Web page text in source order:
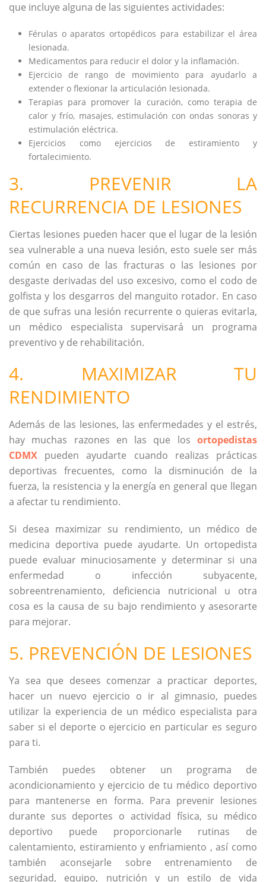
que incluye alguna de las siguientes actividades:
Férulas o aparatos ortopédicos para estabilizar el área
lesionada.
Medicamentos para reducir el dolor y la inflamación.
Ejercicio de rango de movimiento para ayudarlo a
extender o flexionar la articulación lesionada.
Terapias para promover la curación, como terapia de
calor y frío, masajes, estimulación con ondas sonoras y
estimulación eléctrica.
Ejercicios como ejercicios de estiramiento y
fortalecimiento.
3. PREVENIR LA
RECURRENCIA DE LESIONES
Ciertas lesiones pueden hacer que el lugar de la lesión
sea vulnerable a una nueva lesión, esto suele ser más
común en caso de las fracturas o las lesiones por
desgaste derivadas del uso excesivo, como el codo de
golfista y los desgarros del manguito rotador. En caso
de que sufras una lesión recurrente o quieras evitarla,
un médico especialista supervisará un programa
preventivo y de rehabilitación.
4. MAXIMIZAR TU
RENDIMIENTO
Además de las lesiones, las enfermedades y el estrés,
hay muchas razones en las que los ortopedistas
CDMX pueden ayudarte cuando realizas prácticas
deportivas frecuentes, como la disminución de la
fuerza, la resistencia y la energía en general que llegan
a afectar tu rendimiento.
Si desea maximizar su rendimiento, un médico de
medicina deportiva puede ayudarte. Un ortopedista
puede evaluar minuciosamente y determinar si una
enfermedad o infección subyacente,
sobreentrenamiento, deficiencia nutricional u otra
cosa es la causa de su bajo rendimiento y asesorarte
para mejorar.
5. PREVENCIÓN DE LESIONES
Ya sea que desees comenzar a practicar deportes,
hacer un nuevo ejercicio o ir al gimnasio, puedes
utilizar la experiencia de un médico especialista para
saber si el deporte o ejercicio en particular es seguro
para ti.
También puedes obtener un programa de
acondicionamiento y ejercicio de tu médico deportivo
para mantenerse en forma. Para prevenir lesiones
durante sus deportes o actividad física, su médico
deportivo puede proporcionarle rutinas de
calentamiento, estiramiento y enfriamiento , así como
también aconsejarle sobre entrenamiento de
seguridad, equipo, nutrición y un estilo de vida